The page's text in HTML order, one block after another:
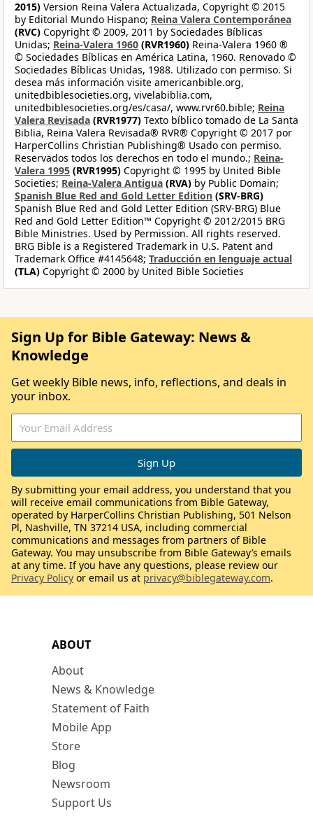
2015) Version Reina Valera Actualizada, Copyright © 2015
by Editorial Mundo Hispano; Reina Valera Contemporánea
(RVC) Copyright © 2009, 2011 by Sociedades Bíblicas
Unidas; Reina-Valera 1960 (RVR1960) Reina-Valera 1960 ®
© Sociedades Bíblicas en América Latina, 1960. Renovado ©
Sociedades Bíblicas Unidas, 1988. Utilizado con permiso. Si
desea más información visite americanbible.org,
unitedbiblesocieties.org, vivelabiblia.com,
unitedbiblesocieties.org/es/casa/, www.rvr60.bible; Reina
Valera Revisada (RVR1977) Texto bíblico tomado de La Santa
Biblia, Reina Valera Revisada® RVR® Copyright © 2017 por
HarperCollins Christian Publishing® Usado con permiso.
Reservados todos los derechos en todo el mundo.; Reina-
Valera 1995 (RVR1995) Copyright © 1995 by United Bible
Societies; Reina-Valera Antigua (RVA) by Public Domain;
Spanish Blue Red and Gold Letter Edition (SRV-BRG)
Spanish Blue Red and Gold Letter Edition (SRV-BRG) Blue
Red and Gold Letter Edition™ Copyright © 2012/2015 BRG
Bible Ministries. Used by Permission. All rights reserved.
BRG Bible is a Registered Trademark in U.S. Patent and
Trademark Office #4145648; Traducción en lenguaje actual
(TLA) Copyright © 2000 by United Bible Societies
ABOUT
About
News & Knowledge
Statement of Faith
Mobile App
Store
Blog
Newsroom
Support Us
Sign Up for Bible Gateway: News &
Knowledge
Get weekly Bible news, info, reflections, and deals in
your inbox.
By submitting your email address, you understand that you
will receive email communications from Bible Gateway,
operated by HarperCollins Christian Publishing, 501 Nelson
Pl, Nashville, TN 37214 USA, including commercial
communications and messages from partners of Bible
Gateway. You may unsubscribe from Bible Gateway’s emails
at any time. If you have any questions, please review our
Privacy Policy or email us at privacy@biblegateway.com.